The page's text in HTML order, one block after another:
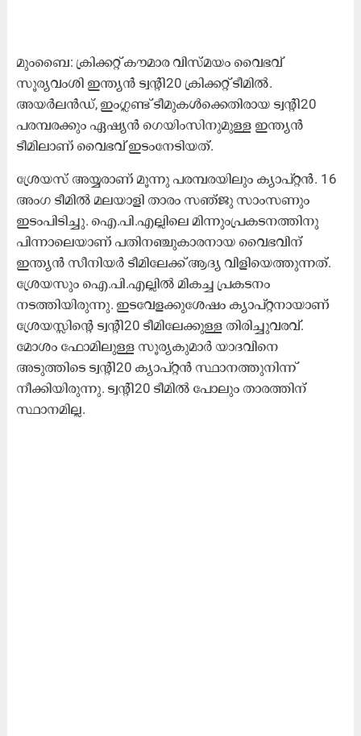
മുംബൈ: ക്രിക്കറ്റ് കൗമാര വിസ്മയം വൈഭവ്
സൂര്യവംശി ഇന്ത്യൻ ട്വന്‍റി20 ക്രിക്കറ്റ് ടീമിൽ.
അയർലൻഡ്, ഇംഗ്ലണ്ട് ടീമുകൾക്കെതിരായ ട്വന്‍റി20
പരമ്പരക്കും ഏഷ്യൻ ഗെയിംസിനുമുള്ള ഇന്ത്യൻ
ടീമിലാണ് വൈഭവ് ഇടംനേടിയത്.
ശ്രേയസ് അയ്യരാണ് മൂന്നു പരമ്പരയിലും ക്യാപ്റ്റൻ. 16
അംഗ ടീമിൽ മലയാളി താരം സഞ്ജു സാംസണും
ഇടംപിടിച്ചു. ഐ.പി.എല്ലിലെ മിന്നുംപ്രകടനത്തിനു
പിന്നാലെയാണ് പതിനഞ്ചുകാരനായ വൈഭവിന്
ഇന്ത്യൻ സീനിയർ ടീമിലേക്ക് ആദ്യ വിളിയെത്തുന്നത്.
ശ്രേയസും ഐ.പി.എല്ലിൽ മികച്ച പ്രകടനം
നടത്തിയിരുന്നു. ഇടവേളക്കുശേഷം ക്യാപ്റ്റനായാണ്
ശ്രേയസ്സിന്‍റെ ട്വന്‍റി20 ടീമിലേക്കുള്ള തിരിച്ചുവരവ്.
മോശം ഫോമിലുള്ള സൂര്യകുമാർ യാദവിനെ
അടുത്തിടെ ട്വന്‍റി20 ക്യാപ്റ്റൻ സ്ഥാനത്തുനിന്ന്
നീക്കിയിരുന്നു. ട്വന്‍റി20 ടീമിൽ പോലും താരത്തിന്
സ്ഥാനമില്ല.